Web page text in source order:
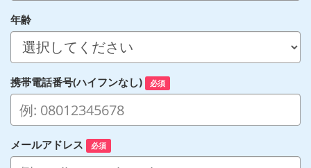
年齢
携帯電話番号(ハイフンなし) 必須
メールアドレス 必須